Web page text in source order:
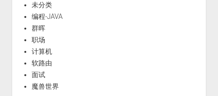
未分类
编程-JAVA
群晖
职场
计算机
软路由
面试
魔兽世界